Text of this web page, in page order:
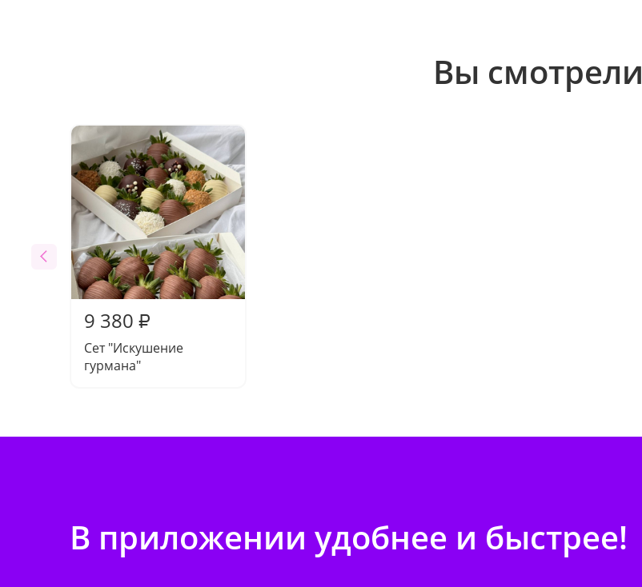
Вы смотрели
9 380 ₽
Сет "Искушение
гурмана"
В приложении удобнее и быстрее!